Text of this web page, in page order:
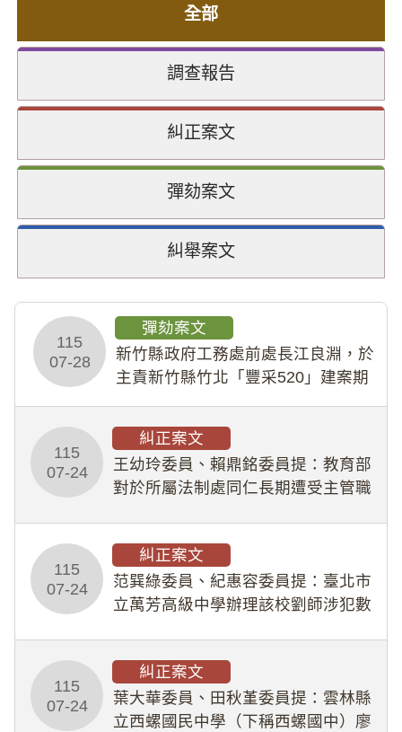
全部
調查報告
糾正案文
彈劾案文
糾舉案文
115
07-28
彈劾案文
新竹縣政府工務處前處長江良淵，於
主責新竹縣竹北「豐采520」建案期
幣1,483萬餘元，並長期收受建商餽
贈；復罔顧公共安全，圖利默許建商
於停工期間
115
07-24
糾正案文
王幼玲委員、賴鼎銘委員提：教育部
對於所屬法制處同仁長期遭受主管職
人員保障法」及「職業安全衛生法」
所定維護公務人員
115
07-24
糾正案文
范巽綠委員、紀惠容委員提：臺北市
立萬芳高級中學辦理該校劉師涉犯數
業把關與糾錯功能，不僅首份調查報
告漏未審酌師生不
115
07-24
糾正案文
葉大華委員、田秋堇委員提：雲林縣
立西螺國民中學（下稱西螺國中）廖